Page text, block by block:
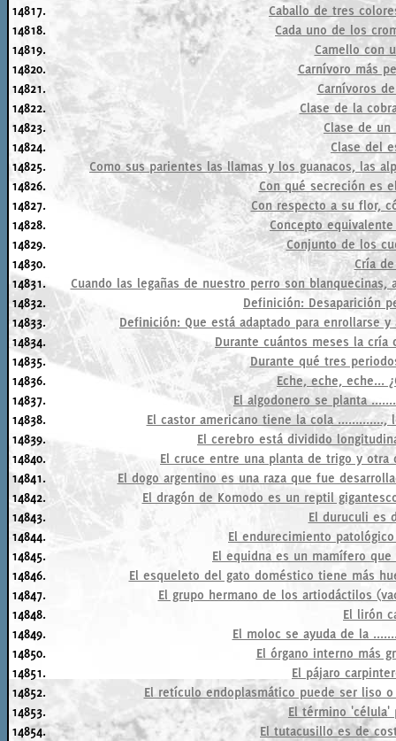
14817.
Caballo de tres
14818.
Cada uno de los
14819.
Camello con
14820.
Carnívoro más
14821.
Carnívoros
14822.
Clase de la
14823.
Clase de
14824.
Clase del
14825.
Como sus parientes las llamas y los guanacos, las
14826.
Con qué secreción es
14827.
Con respecto a su flor,
14828.
Concepto
14829.
Conjunto de los
14830.
Cría
14831.
Cuando las legañas de nuestro perro son
14832.
Definición: Desaparición
14833.
Definición: Que está adaptado para enrollarse
14834.
Durante cuántos meses la
14835.
Durante qué tres
14836.
Eche, eche, eche...
14837.
El algodonero se planta
14838.
El castor americano tiene la cola
14839.
El cerebro está dividido
14840.
El cruce entre una planta de trigo y
14841.
El dogo argentino es una raza que fue
14842.
El dragón de Komodo es un reptil
14843.
El duruculi es
14844.
El endurecimiento
14845.
El equidna es un mamífero
14846.
El esqueleto del gato doméstico tiene más
14847.
El grupo hermano de los artiodáctilos
14848.
El lirón
14849.
El moloc se ayuda de la
14850.
El órgano interno más
14851.
El pájaro
14852.
El retículo endoplasmático puede ser liso
14853.
El término
14854.
El tutacusillo es de